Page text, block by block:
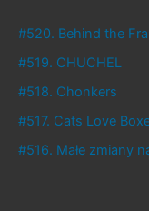
b
y
#520. Behind the
#519. CHUCHEL
#518. Chonkers
#517. Cats Love
#516. Małe zmiany